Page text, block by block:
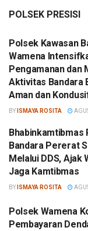
POLSEK PRESISI
Polsek Kawasan
Wamena
Pengamanan dan
Aktivitas Bandara
Aman dan
BY ISMAYA ROSITA
Bhabinkamtibmas
Bandara Pererat
Melalui DDS, Ajak
Jaga Kamtibmas
BY ISMAYA ROSITA
Polsek Wamena
Pembayaran